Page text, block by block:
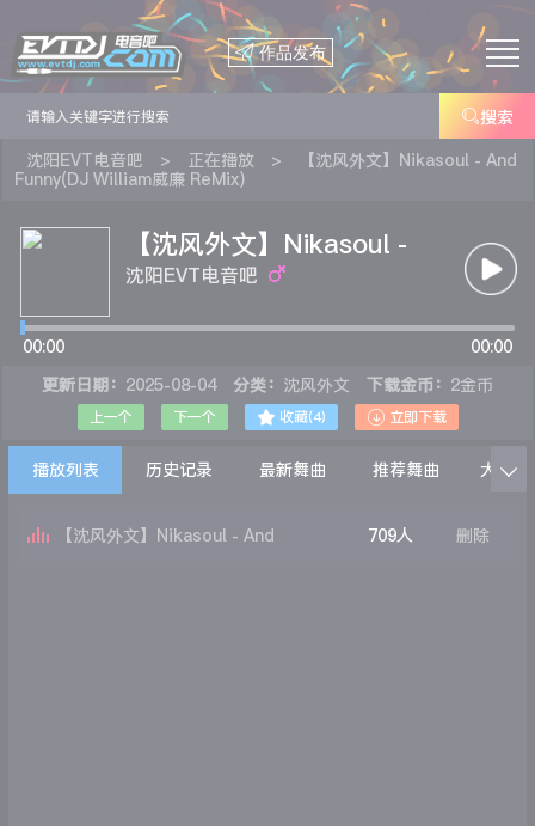
作品发布
搜索
沈阳EVT电音吧 > 正在播放 >
【沈风外文】Nikasoul - And
Funny(DJ William威廉 ReMix)
【沈风外文】Nikasoul -
And Funny(DJ William威
沈阳EVT电音吧
00:00
00:00
更新日期： 2025-08-04 分类： 沈风外文 下载金币： 2金币
上一个 下一个  收藏(4)  立即下载
播放列表 历史记录 最新舞曲 推荐舞曲 大家在

【沈风外文】Nikasoul - And 709人 删除